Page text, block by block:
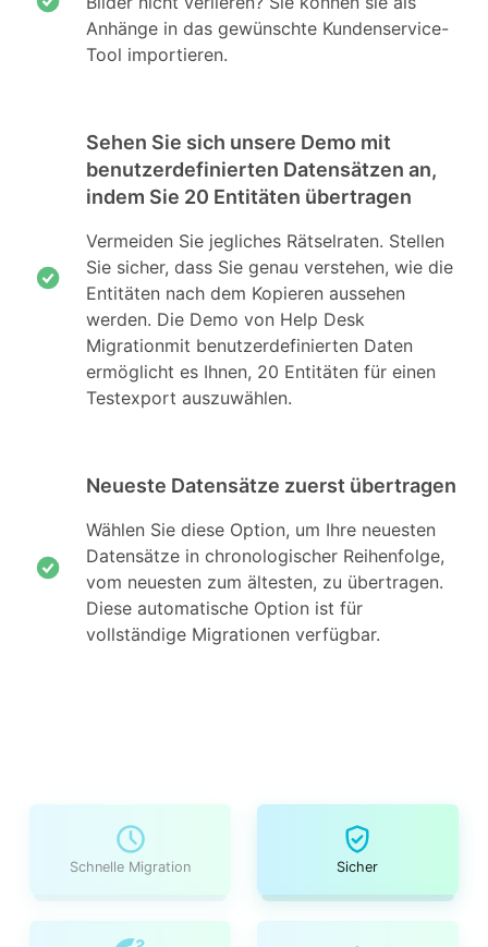
Anhänge in das gewünschte Kundenservice-
Tool importieren.
Sehen Sie sich unsere Demo mit
benutzerdefinierten Datensätzen an,
indem Sie 20 Entitäten übertragen
Vermeiden Sie jegliches Rätselraten. Stellen
Sie sicher, dass Sie genau verstehen, wie die
Entitäten nach dem Kopieren aussehen
werden. Die Demo von Help Desk
Migrationmit benutzerdefinierten Daten
ermöglicht es Ihnen, 20 Entitäten für einen
Testexport auszuwählen.
Neueste Datensätze zuerst übertragen
Wählen Sie diese Option, um Ihre neuesten
Datensätze in chronologischer Reihenfolge,
vom neuesten zum ältesten, zu übertragen.
Diese automatische Option ist für
vollständige Migrationen verfügbar.
Schnelle Migration Sicher